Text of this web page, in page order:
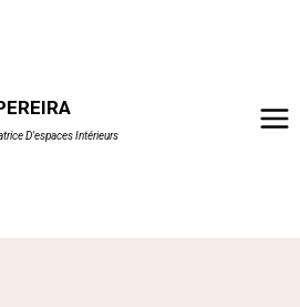
D'espaces Intérieurs